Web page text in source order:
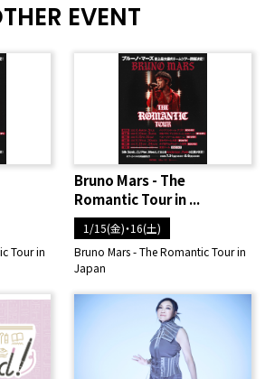
EVENT
Tour in
Bruno Mars - The
Romantic Tour in ...
1/15(金)・16(土)
Bruno Mars - The Romantic Tour in
Japan